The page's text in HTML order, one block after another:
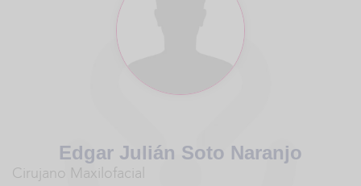
Edgar Julián Soto Naranjo
Cirujano Maxilofacial